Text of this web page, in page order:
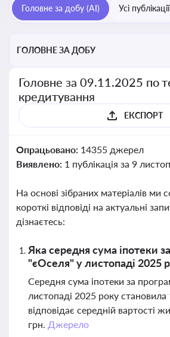
Головне за добу (AI) Усі публікації
ГОЛОВНЕ ЗА ДОБУ
Головне за 09.11.2025 по
кредитування
ЕКСПОРТ
Опрацьовано: 14355 джерел
Виявлено: 1 публікація за 9
На основі зібраних матеріалів ми
короткі відповіді на актуальні
дізнаєтесь:
Яка середня сума іпотеки
"єОселя" у листопаді 2025
Середня сума іпотеки за
листопаді 2025 року
відповідає середній вартості
грн. Джерело